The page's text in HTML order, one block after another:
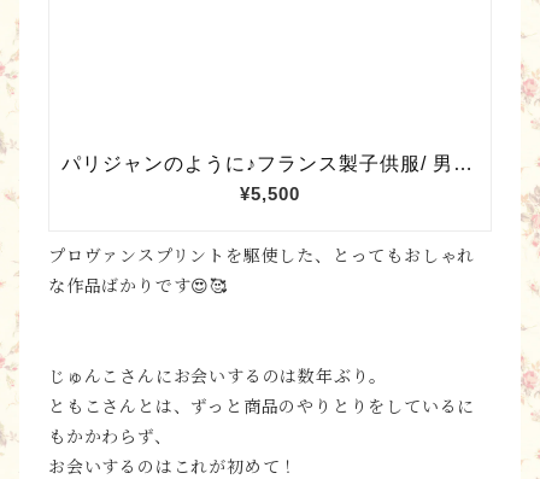
プロヴァンスプリントを駆使した、とってもおしゃれ
な作品ばかりです😍🥰
じゅんこさんにお会いするのは数年ぶり。
ともこさんとは、ずっと商品のやりとりをしているに
もかかわらず、
お会いするのはこれが初めて！